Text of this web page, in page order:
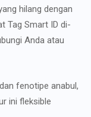
hilang dengan
Tag Smart ID di-
Anda atau
fenotipe anabul,
ini fleksible